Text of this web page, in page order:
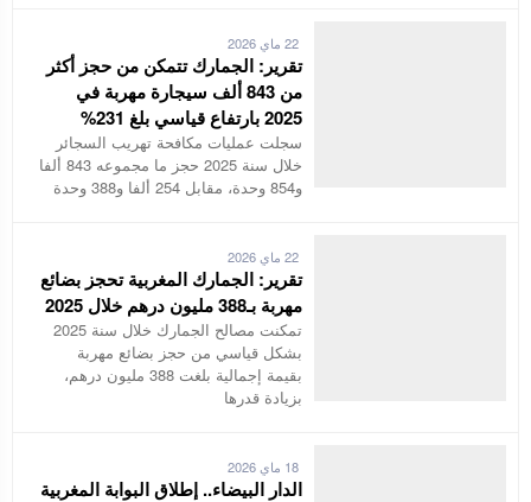
22 ماي 2026
تقرير: الجمارك تتمكن من حجز أكثر
من 843 ألف سيجارة مهربة في
2025 بارتفاع قياسي بلغ 231%
سجلت عمليات مكافحة تهريب السجائر
خلال سنة 2025 حجز ما مجموعه 843 ألفا
و854 وحدة، مقابل 254 ألفا و388 وحدة
22 ماي 2026
تقرير: الجمارك المغربية تحجز بضائع
مهربة بـ388 مليون درهم خلال 2025
بشكل قياسي من حجز بضائع مهربة
بقيمة إجمالية بلغت 388 مليون درهم،
بزيادة قدرها
18 ماي 2026
الدار البيضاء.. إطلاق البوابة المغربية